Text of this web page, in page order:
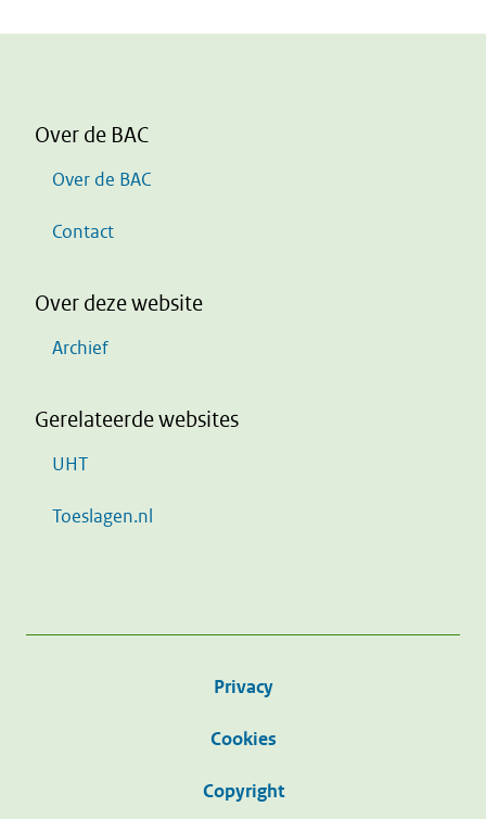
Over de BAC
Over de BAC
Contact
Over deze website
Archief
Gerelateerde websites
UHT
Toeslagen.nl
Privacy
Cookies
Copyright